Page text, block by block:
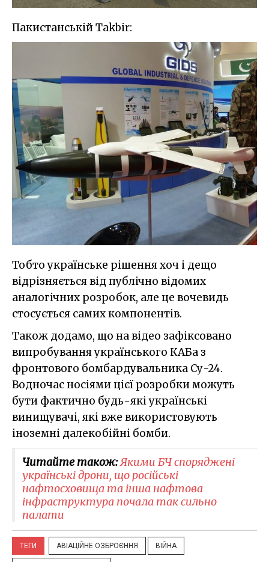
Пакистанській Takbir:
Тобто українське рішення хоч і дещо
відрізняється від публічно відомих
аналогічних розробок, але це вочевидь
стосується самих компонентів.
Також додамо, що на відео зафіксовано
випробування українського КАБа з
фронтового бомбардувальника Су-24.
Водночас носіями цієї розробки можуть
бути фактично будь-які українські
винищувачі, які вже використовують
іноземні далекобійні бомби.
Читайте також:Якими БЧ споряджені
українські дрони, що російські
нафтосховища та інша нафтова
інфраструктура почала так сильно
палати
ТЕГИ АВІАЦІЙНЕ ОЗБРОЄННЯ ВІЙНА